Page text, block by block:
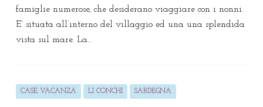
famiglie numerose, che desiderano viaggiare con i nonni.
E’ situata all’interno del villaggio ed una una splendida
vista sul mare. La…
CASE VACANZA LI CONCHI SARDEGNA